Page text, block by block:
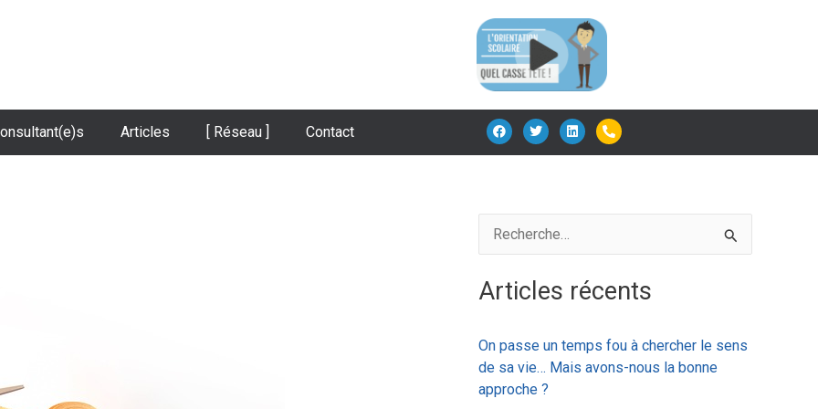
Articles [ Réseau ] Contact
F
a
k
T
w
L
i
n
P
h
l
c
e
r
Articles récents
On passe un temps fou à chercher le sens
de sa vie… Mais avons-nous la bonne
approche ?